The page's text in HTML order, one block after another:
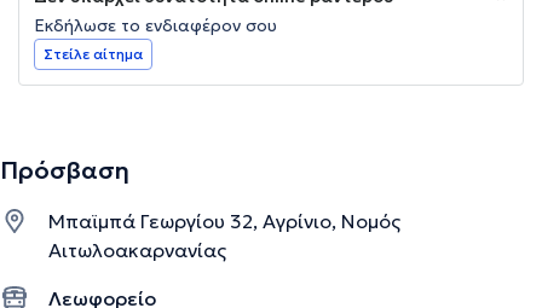
Εκδήλωσε το ενδιαφέρον σου
Στείλε αίτημα
Πρόσβαση
Μπαϊμπά Γεωργίου 32, Αγρίνιο, Νομός
Αιτωλοακαρνανίας
Λεωφορείο